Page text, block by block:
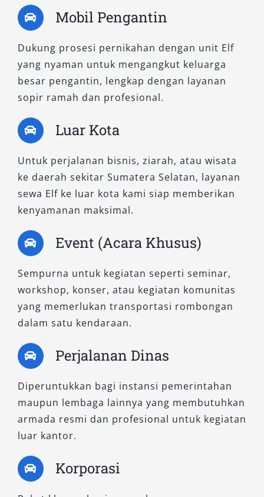
Short, dan NLR, Salsa Wisata hadir sebagai
solusi terbaik untuk kebutuhan sewa Elf
Palembang dan rental mobil Elf Palembang.
Semua unit kami dalam kondisi prima, harga
bersaing, serta tersedia dengan berbagai
pilihan layanan seperti dengan sopir, lepas
kami hari ini untuk konsultasi dan pemesanan
terbaik sesuai kebutuhan perjalanan Anda.
Mobil Pengantin
Dukung prosesi pernikahan dengan unit Elf
yang nyaman untuk mengangkut keluarga
besar pengantin, lengkap dengan layanan
sopir ramah dan profesional.
Luar Kota
Untuk perjalanan bisnis, ziarah, atau wisata
ke daerah sekitar Sumatera Selatan, layanan
sewa Elf ke luar kota kami siap memberikan
kenyamanan maksimal.
Event (Acara Khusus)
Sempurna untuk kegiatan seperti seminar,
workshop, konser, atau kegiatan komunitas
yang memerlukan transportasi rombongan
dalam satu kendaraan.
Perjalanan Dinas
Diperuntukkan bagi instansi pemerintahan
maupun lembaga lainnya yang membutuhkan
armada resmi dan profesional untuk kegiatan
luar kantor.
Korporasi